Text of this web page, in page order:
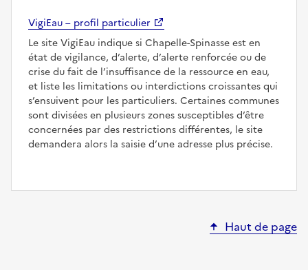
VigiEau – profil particulier
Le site VigiEau indique si Chapelle-Spinasse est en
état de vigilance, d’alerte, d’alerte renforcée ou de
crise du fait de l’insuffisance de la ressource en eau,
et liste les limitations ou interdictions croissantes qui
s’ensuivent pour les particuliers. Certaines communes
sont divisées en plusieurs zones susceptibles d’être
concernées par des restrictions différentes, le site
demandera alors la saisie d’une adresse plus précise.
Haut de page